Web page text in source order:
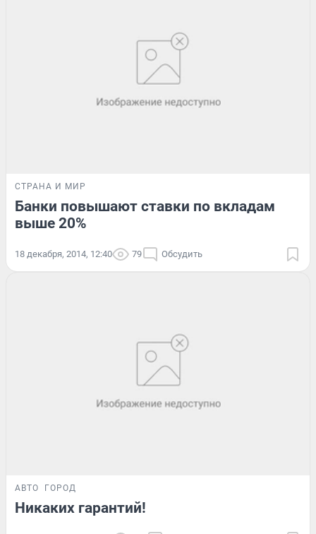
СТРАНА И МИР
Банки повышают ставки по вкладам
выше 20%
18 декабря, 2014, 12:40 79 Обсудить
АВТО ГОРОД
Никаких гарантий!